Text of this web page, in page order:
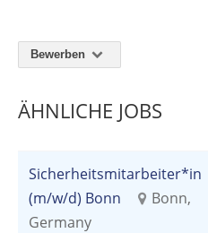
Bewerben
ÄHNLICHE JOBS
Sicherheitsmitarbeiter*in
(m/w/d) Bonn
Bonn,
Germany